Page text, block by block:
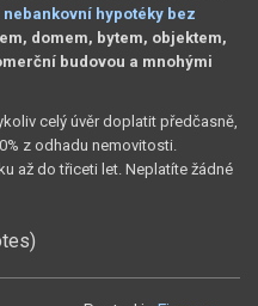
nebankovní hypotéky bez
domem, bytem, objektem,
budovou a mnohými
celý úvěr doplatit předčasně,
z odhadu nemovitosti.
až do třiceti let. Neplatíte žádné